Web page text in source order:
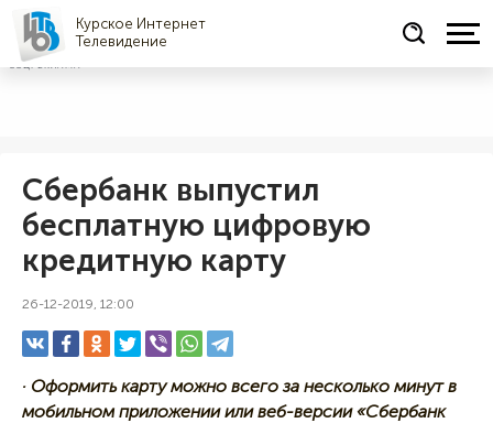
Курское Интернет
Телевидение
СОЦРЕКЛАМА
Сбербанк выпустил
бесплатную цифровую
кредитную карту
26-12-2019, 12:00
· Оформить карту можно всего за несколько минут в
мобильном приложении или веб-версии «Сбербанк